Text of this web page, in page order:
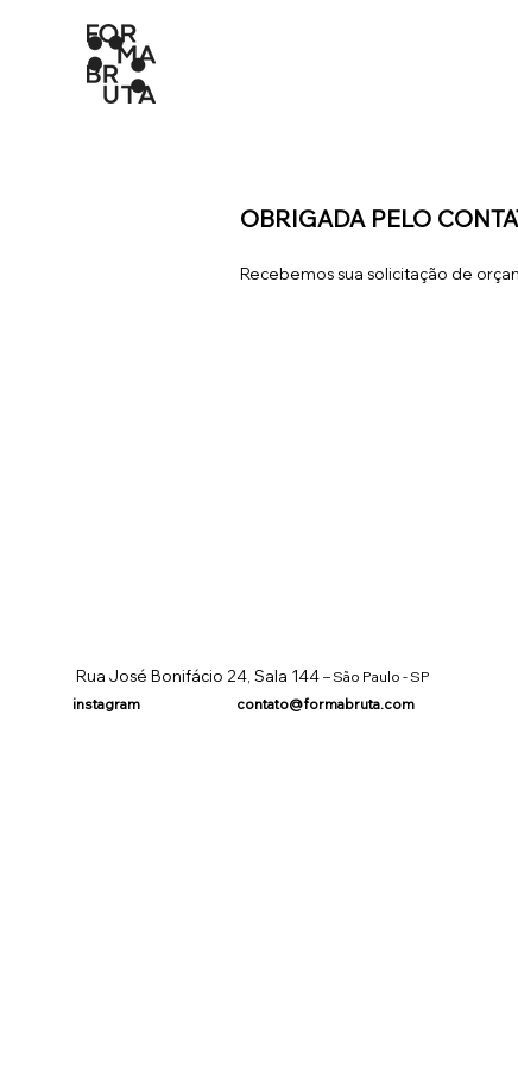
OBRIGADA PELO
Recebemos sua solicitação de
Rua José Bonifácio 24, Sala 144 – São Paulo - SP
instagram
contato@formabruta.com